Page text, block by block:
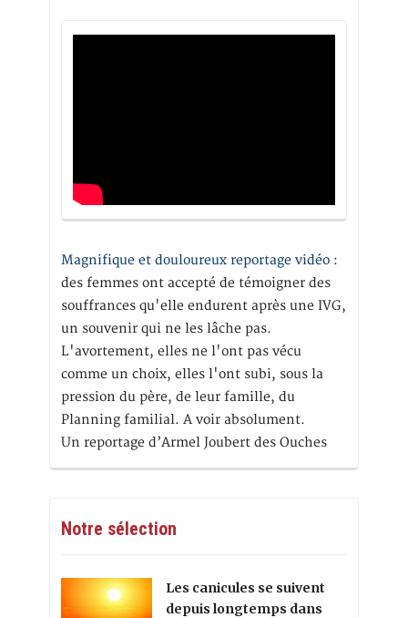
Magnifique et douloureux reportage vidéo :
des femmes ont accepté de témoigner des
souffrances qu'elle endurent après une IVG,
un souvenir qui ne les lâche pas.
L'avortement, elles ne l'ont pas vécu
comme un choix, elles l'ont subi, sous la
pression du père, de leur famille, du
Planning familial. A voir absolument.
Un reportage d’Armel Joubert des Ouches
Notre sélection
Les canicules se suivent
depuis longtemps dans